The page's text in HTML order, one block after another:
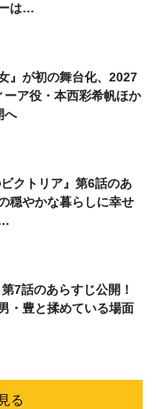
は…
』が初の舞台化、2027
ア役・本西彩希帆ほか
へ
クトリア』第6話のあ
穏やかな暮らしに幸せ
7話のあらすじ公開！
・豊と揉めている場面
る